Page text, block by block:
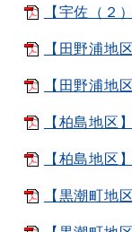
【宇佐（２
【田野浦地
【田野浦地
【柏島地区
【柏島地区
【黒潮町地